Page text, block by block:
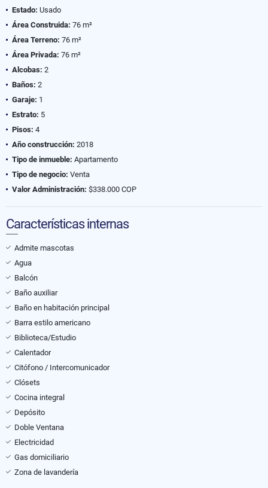
Estado: Usado
Área Construida: 76 m²
Área Terreno: 76 m²
Área Privada: 76 m²
Alcobas: 2
Baños: 2
Garaje: 1
Estrato: 5
Pisos: 4
Año construcción: 2018
Tipo de inmueble: Apartamento
Tipo de negocio: Venta
Valor Administración: $338.000 COP
Características internas
Admite mascotas
Agua
Balcón
Baño auxiliar
Baño en habitación principal
Barra estilo americano
Biblioteca/Estudio
Calentador
Citófono / Intercomunicador
Clósets
Cocina integral
Depósito
Doble Ventana
Electricidad
Gas domiciliario
Zona de lavandería